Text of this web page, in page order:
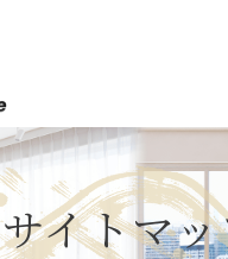
サイトマ